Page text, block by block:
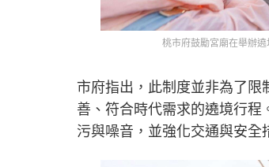
桃市府鼓勵宮廟在舉辦
市府指出，此制度並非為了
善、符合時代需求的遶境行
污與噪音，並強化交通與安全